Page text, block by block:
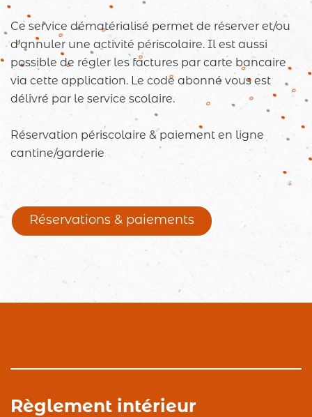
Ce service dématérialisé permet de réserver et/ou
d’annuler une activité périscolaire. Il est aussi
possible de régler les factures par carte bancaire
via cette application. Le code abonné vous est
délivré par le service scolaire.
Réservation périscolaire & paiement en ligne
cantine/garderie
Réservations & paiements
Règlement intérieur